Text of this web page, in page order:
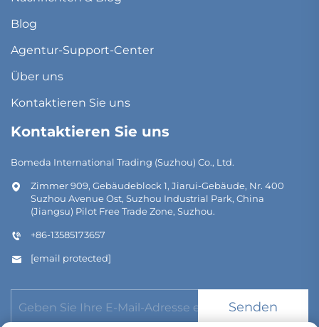
Blog
Agentur-Support-Center
Über uns
Kontaktieren Sie uns
Kontaktieren Sie uns
Bomeda International Trading (Suzhou) Co., Ltd.
Zimmer 909, Gebäudeblock 1, Jiarui-Gebäude, Nr. 400
Suzhou Avenue Ost, Suzhou Industrial Park, China
(Jiangsu) Pilot Free Trade Zone, Suzhou.
+86-13585173657
[email protected]
Senden